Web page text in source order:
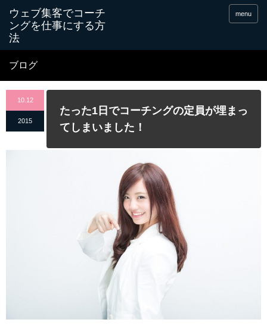
menu
ブログ
10.12
2015
たった1日でコーチングの定員が埋まっ
てしまいました！